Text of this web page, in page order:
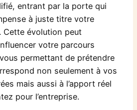
entrant par la porte qui
à juste titre votre
Cette évolution peut
votre parcours
permettant de prétendre
non seulement à vos
mais aussi à l’apport réel
pour l’entreprise.